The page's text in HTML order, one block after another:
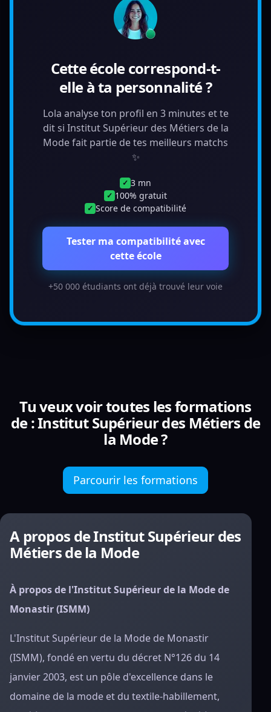
Cette école correspond-t-
elle à ta personnalité ?
Lola analyse ton profil en 3 minutes et te
dit si Institut Supérieur des Métiers de la
Mode fait partie de tes meilleurs matchs
✨
✓ 3 mn
✓ 100% gratuit
✓ Score de compatibilité
Tester ma compatibilité avec
cette école
+50 000 étudiants ont déjà trouvé leur voie
Tu veux voir toutes les formations
de : Institut Supérieur des Métiers de
la Mode ?
Parcourir les formations
A propos de Institut Supérieur des
Métiers de la Mode
À propos de l'Institut Supérieur de la Mode de
Monastir (ISMM)
L'Institut Supérieur de la Mode de Monastir
(ISMM), fondé en vertu du décret N°126 du 14
janvier 2003, est un pôle d'excellence dans le
domaine de la mode et du textile-habillement,